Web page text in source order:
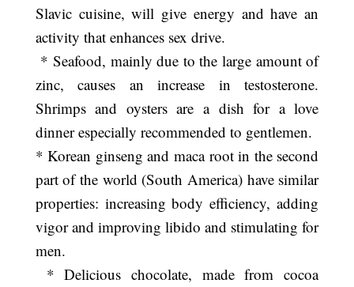
Slavic cuisine, will give energy and have an
activity that enhances sex drive.
* Seafood, mainly due to the large amount of
zinc, causes an increase in testosterone.
Shrimps and oysters are a dish for a love
dinner especially recommended to gentlemen.
* Korean ginseng and maca root in the second
part of the world (South America) have similar
properties: increasing body efficiency, adding
vigor and improving libido and stimulating for
men.
* Delicious chocolate, made from cocoa